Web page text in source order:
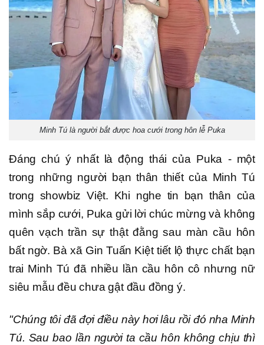
Minh Tú là người bắt được hoa cưới trong hôn lễ Puka
Đáng chú ý nhất là động thái của Puka - một
trong những người bạn thân thiết của Minh Tú
trong showbiz Việt. Khi nghe tin bạn thân của
mình sắp cưới, Puka gửi lời chúc mừng và không
quên vạch trần sự thật đằng sau màn cầu hôn
bất ngờ. Bà xã Gin Tuấn Kiệt tiết lộ thực chất bạn
trai Minh Tú đã nhiều lần cầu hôn cô nhưng nữ
siêu mẫu đều chưa gật đầu đồng ý.
"Chúng tôi đã đợi điều này hơi lâu rồi đó nha Minh
Tú. Sau bao lần người ta cầu hôn không chịu thì